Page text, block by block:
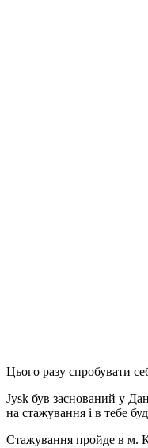
Цього разу спробувати
Jysk був заснований у
на стажування і в тебе
Стажування пройде в м.